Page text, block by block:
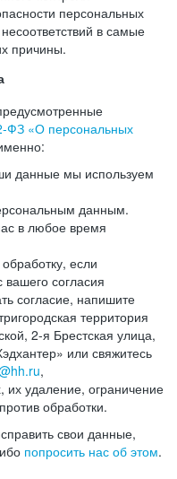
персональных
в самые
причины.
ФЗ «О персональных
данные мы используем
данным.
в любое время
если
согласия
согласие, напишите
территория
2-я Брестская улица,
или свяжитесь
,
их удаление, ограничение
обработки.
свои данные,
попросить нас об этом.